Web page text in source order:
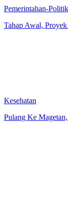
Pemerintahan-Politik
Tahap Awal,
Kesehatan
Pulang Ke